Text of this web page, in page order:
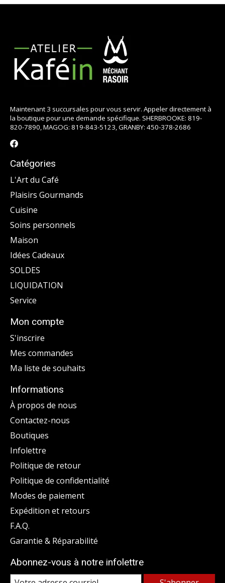
Maintenant 3 succursales pour vous servir. Appeler directement à
la boutique pour une demande spécifique. SHERBROOKE: 819-
820-7890, MAGOG: 819-843-5123, GRANBY: 450-378-2686
Catégories
L'Art du Café
Plaisirs Gourmands
Cuisine
Soins personnels
Maison
Idées Cadeaux
SOLDES
LIQUIDATION
Service
Mon compte
S'inscrire
Mes commandes
Ma liste de souhaits
Informations
À propos de nous
Contactez-nous
Boutiques
Infolettre
Politique de retour
Politique de confidentialité
Modes de paiement
Expédition et retours
F.A.Q.
Garantie & Réparabilité
Abonnez-vous à notre infolettre